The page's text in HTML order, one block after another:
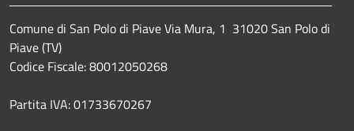
Comune di San Polo di Piave Via Mura, 1 31020 San Polo di
Piave (TV)
Codice Fiscale: 80012050268
Partita IVA: 01733670267